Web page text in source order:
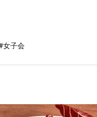
女子会